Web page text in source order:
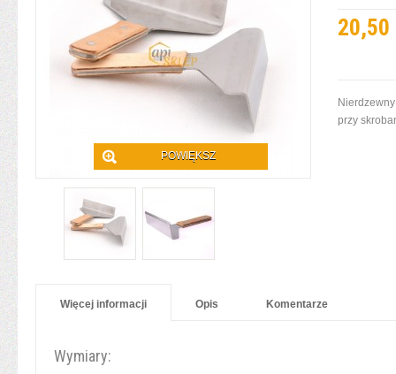
20,50
przy
POWIĘKSZ
Więcej informacji Opis Komentarze
Wymiary: